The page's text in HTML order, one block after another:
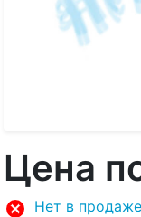
Цена
Нет в